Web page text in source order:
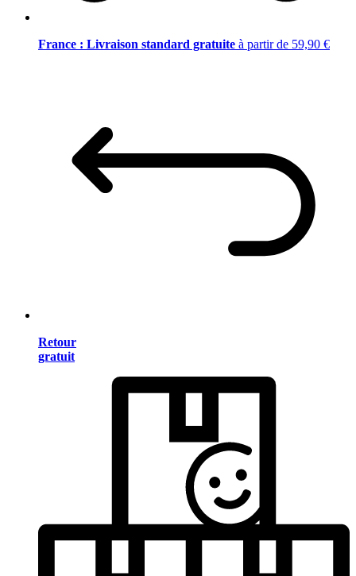
France : Livraison standard gratuite à partir de 59,90 €
Retour
gratuit